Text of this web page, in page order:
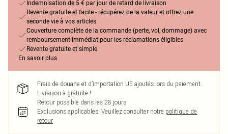
Indemnisation de 5 € par jour de retard de livraison
Revente gratuite et facile - récupérez de la valeur et offrez une
seconde vie à vos articles.
Couverture complète de la commande (perte, vol, dommage) avec
remboursement immédiat pour les réclamations éligibles
Revente gratuite et simple
En savoir plus
Frais de douane et d’importation UE ajoutés lors du paiement.
Livraison à gratuite !
Retour possible dans les 28 jours
Exclusions applicables. Veuillez consulter notre politique de
retour